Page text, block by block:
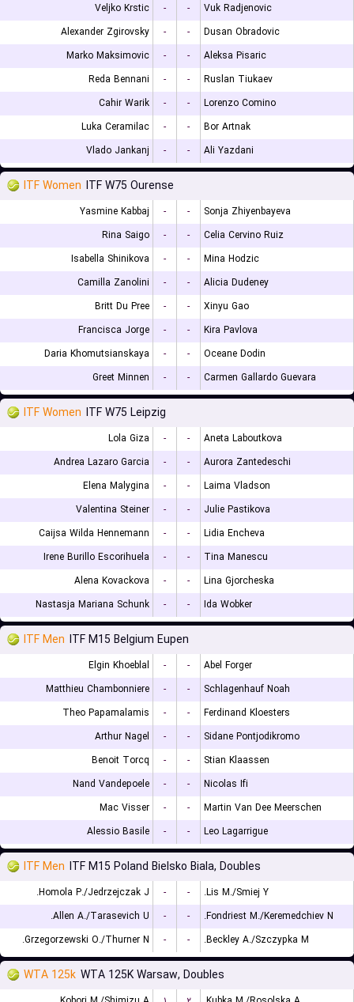
Veljko Krstic
- -
Vuk Radjenovic
Alexander Zgirovsky
- -
Dusan Obradovic
Marko Maksimovic
- -
Aleksa Pisaric
Reda Bennani
- -
Ruslan Tiukaev
Cahir Warik
- -
Lorenzo Comino
Luka Ceramilac
- -
Bor Artnak
Vlado Jankanj
- - Ali Yazdani
ITF Women ITF W75 Ourense
Yasmine Kabbaj - -
Sonja Zhiyenbayeva
Rina Saigo
- -
Celia Cervino Ruiz
Isabella Shinikova
- -
Mina Hodzic
Camilla Zanolini
- -
Alicia Dudeney
Britt Du Pree
- -
Xinyu Gao
Francisca Jorge
- -
Kira Pavlova
Daria Khomutsianskaya
- -
Oceane Dodin
Greet Minnen
- - Carmen Gallardo Guevara
ITF Women ITF W75 Leipzig
Lola Giza - -
Aneta Laboutkova
Andrea Lazaro Garcia
- -
Aurora Zantedeschi
Elena Malygina
- -
Laima Vladson
Valentina Steiner
- -
Julie Pastikova
Caijsa Wilda Hennemann
- -
Lidia Encheva
Irene Burillo Escorihuela
- -
Tina Manescu
Alena Kovackova
- -
Lina Gjorcheska
Nastasja Mariana Schunk
- - Ida Wobker
ITF Men ITF M15 Belgium Eupen
Elgin Khoeblal - -
Abel Forger
Matthieu Chambonniere
- -
Schlagenhauf Noah
Theo Papamalamis
- -
Ferdinand Kloesters
Arthur Nagel
- -
Sidane Pontjodikromo
Benoit Torcq
- -
Stian Klaassen
Nand Vandepoele
- -
Nicolas Ifi
Mac Visser
- -
Martin Van Dee Meerschen
Alessio Basile
- - Leo Lagarrigue
ITF Men ITF M15 Poland Bielsko Biala, Doubles
Homola P./Jedrzejczak J. - -
Lis M./Smiej Y.
Allen A./Tarasevich U.
- -
Fondriest M./Keremedchiev N.
Grzegorzewski O./Thurner N.
- - Beckley A./Szczypka M.
WTA 125k WTA 125K Warsaw, Doubles